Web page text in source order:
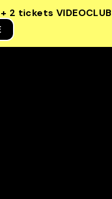
2 tickets VIDEOCLUB